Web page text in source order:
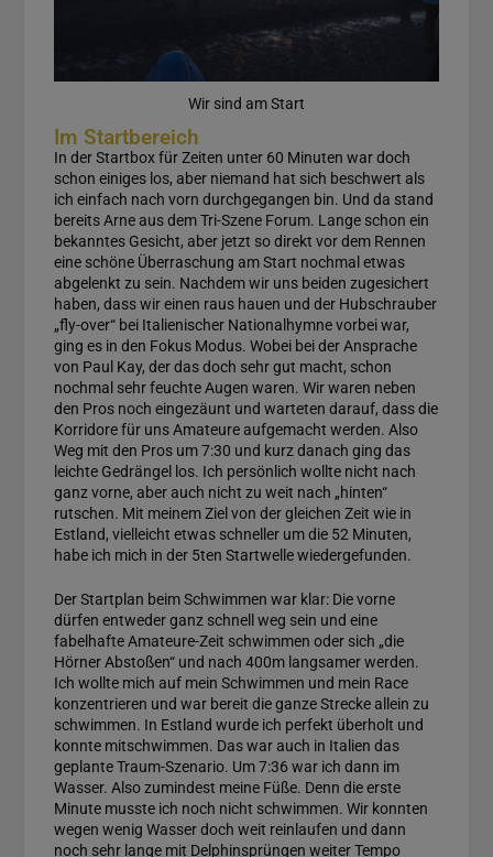
Wir sind am Start
Im Startbereich
In der Startbox für Zeiten unter 60 Minuten war doch
schon einiges los, aber niemand hat sich beschwert als
ich einfach nach vorn durchgegangen bin. Und da stand
bereits Arne aus dem Tri-Szene Forum. Lange schon ein
bekanntes Gesicht, aber jetzt so direkt vor dem Rennen
eine schöne Überraschung am Start nochmal etwas
abgelenkt zu sein. Nachdem wir uns beiden zugesichert
haben, dass wir einen raus hauen und der Hubschrauber
„fly-over“ bei Italienischer Nationalhymne vorbei war,
ging es in den Fokus Modus. Wobei bei der Ansprache
von Paul Kay, der das doch sehr gut macht, schon
nochmal sehr feuchte Augen waren. Wir waren neben
den Pros noch eingezäunt und warteten darauf, dass die
Korridore für uns Amateure aufgemacht werden. Also
Weg mit den Pros um 7:30 und kurz danach ging das
leichte Gedrängel los. Ich persönlich wollte nicht nach
ganz vorne, aber auch nicht zu weit nach „hinten“
rutschen. Mit meinem Ziel von der gleichen Zeit wie in
Estland, vielleicht etwas schneller um die 52 Minuten,
habe ich mich in der 5ten Startwelle wiedergefunden.
Der Startplan beim Schwimmen war klar: Die vorne
dürfen entweder ganz schnell weg sein und eine
fabelhafte Amateure-Zeit schwimmen oder sich „die
Hörner Abstoßen“ und nach 400m langsamer werden.
Ich wollte mich auf mein Schwimmen und mein Race
konzentrieren und war bereit die ganze Strecke allein zu
schwimmen. In Estland wurde ich perfekt überholt und
konnte mitschwimmen. Das war auch in Italien das
geplante Traum-Szenario. Um 7:36 war ich dann im
Wasser. Also zumindest meine Füße. Denn die erste
Minute musste ich noch nicht schwimmen. Wir konnten
wegen wenig Wasser doch weit reinlaufen und dann
noch sehr lange mit Delphinsprüngen weiter Tempo